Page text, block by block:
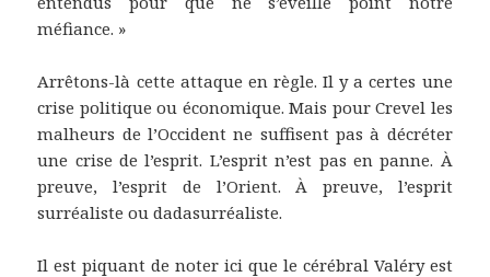
méfiance. »
Arrêtons-là cette attaque en règle. Il y a certes une
crise politique ou économique. Mais pour Crevel les
malheurs de l’Occident ne suffisent pas à décréter
une crise de l’esprit. L’esprit n’est pas en panne. À
preuve, l’esprit de l’Orient. À preuve, l’esprit
surréaliste ou dadasurréaliste.
Il est piquant de noter ici que le cérébral Valéry est